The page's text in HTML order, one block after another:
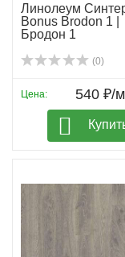
Линолеум
Bonus Brodon 1 |
Бродон 1
(0)
Цена: 540 ₽/